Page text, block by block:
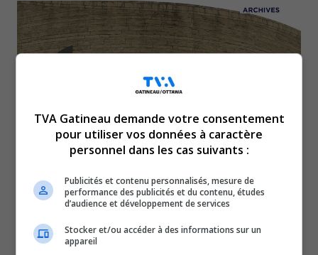
Le Musée canadien de l’histoire et le Musée canadien de
la guerre doivent repousser leur réouverture en raison de
la manifestation à Ottawa.
C’est l’impact du convoi sur la circulation qui
TVA Gatineau demande votre consentement
pour utiliser vos données à caractère
personnel dans les cas suivants :
Publicités et contenu personnalisés, mesure de
performance des publicités et du contenu, études
d’audience et développement de services
Stocker et/ou accéder à des informations sur un
appareil